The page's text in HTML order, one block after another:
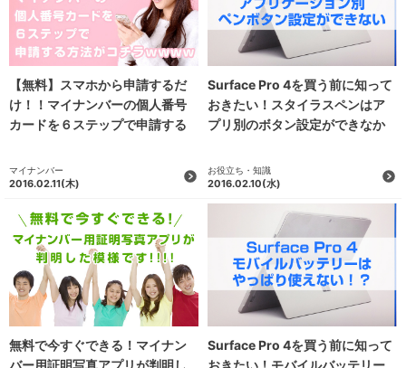
【無料】スマホから申請するだ
け！！マイナンバーの個人番号
カードを６ステップで申請する
マイナンバー
2016.02.11(木)
Surface Pro 4を買う前に知って
おきたい！スタイラスペンはア
プリ別のボタン設定ができなか
お役立ち・知識
2016.02.10(水)
無料で今すぐできる！マイナン
Surface Pro 4を買う前に知って